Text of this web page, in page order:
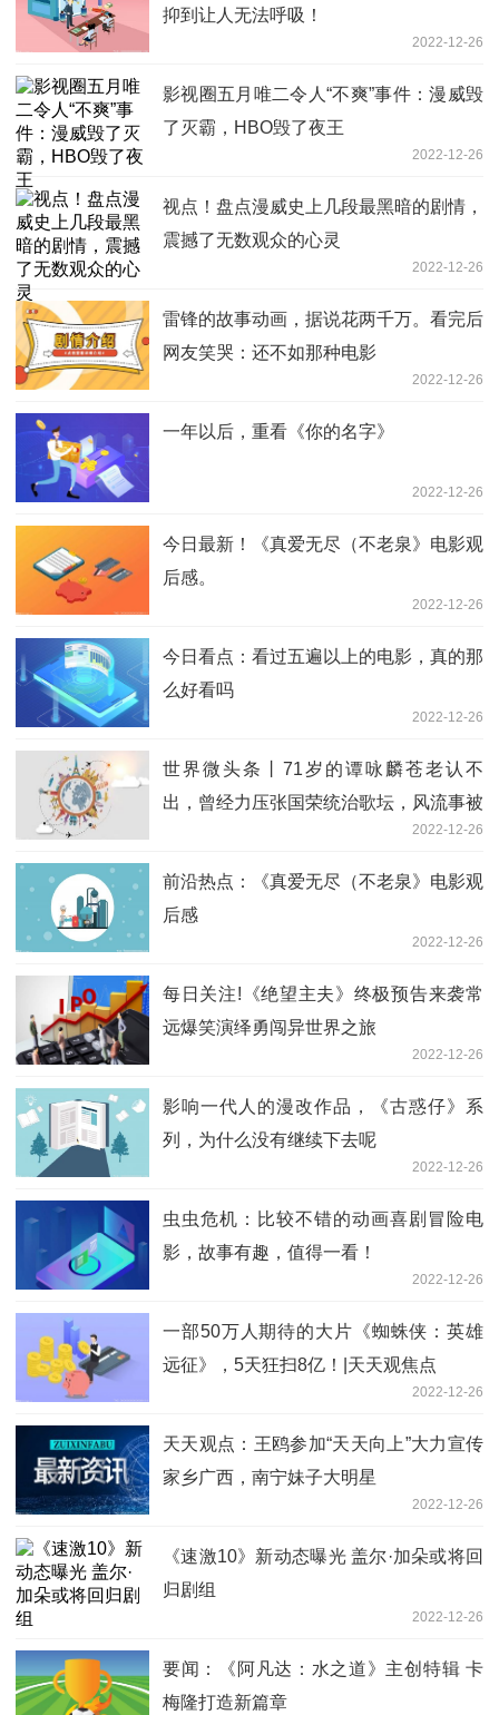
抑到让人无法呼吸！
2022-12-26
影视圈五月唯二令人“不爽”事件：漫威毁
了灭霸，HBO毁了夜王
2022-12-26
视点！盘点漫威史上几段最黑暗的剧情，
震撼了无数观众的心灵
2022-12-26
雷锋的故事动画，据说花两千万。看完后
网友笑哭：还不如那种电影
2022-12-26
一年以后，重看《你的名字》
2022-12-26
今日最新！《真爱无尽（不老泉》电影观
后感。
2022-12-26
今日看点：看过五遍以上的电影，真的那
么好看吗
2022-12-26
世界微头条丨71岁的谭咏麟苍老认不
出，曾经力压张国荣统治歌坛，风流事被
2022-12-26
前沿热点：《真爱无尽（不老泉》电影观
后感
2022-12-26
每日关注!《绝望主夫》终极预告来袭常
远爆笑演绎勇闯异世界之旅
2022-12-26
影响一代人的漫改作品，《古惑仔》系
列，为什么没有继续下去呢
2022-12-26
虫虫危机：比较不错的动画喜剧冒险电
影，故事有趣，值得一看！
2022-12-26
一部50万人期待的大片《蜘蛛侠：英雄
远征》，5天狂扫8亿！|天天观焦点
2022-12-26
天天观点：王鸥参加“天天向上”大力宣传
家乡广西，南宁妹子大明星
2022-12-26
《速激10》新动态曝光 盖尔·加朵或将回
归剧组
2022-12-26
要闻：《阿凡达：水之道》主创特辑 卡
梅隆打造新篇章